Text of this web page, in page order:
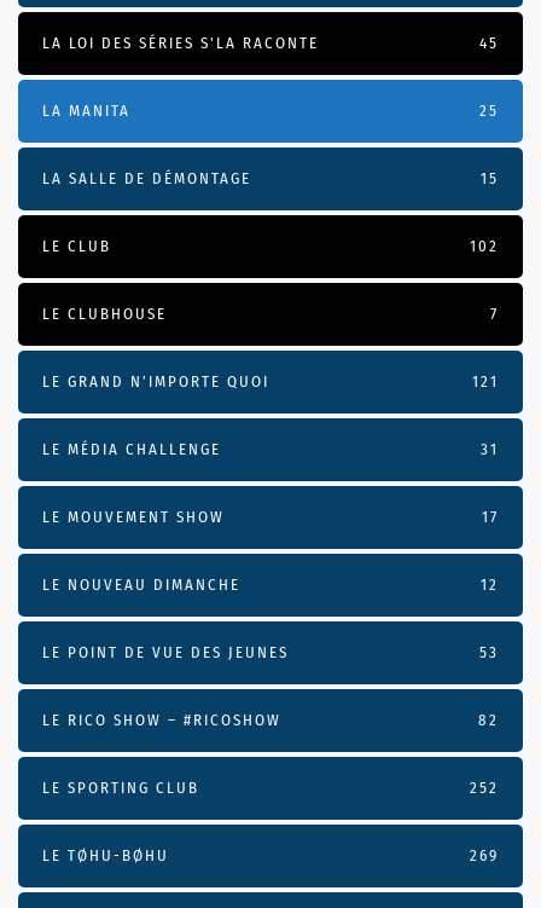
LA LOI DES SÉRIES S'LA RACONTE 45
LA MANITA 25
LA SALLE DE DÉMONTAGE 15
LE CLUB 102
LE CLUBHOUSE 7
LE GRAND N’IMPORTE QUOI 121
LE MÉDIA CHALLENGE 31
LE MOUVEMENT SHOW 17
LE NOUVEAU DIMANCHE 12
LE POINT DE VUE DES JEUNES 53
LE RICO SHOW – #RICOSHOW 82
LE SPORTING CLUB 252
LE TØHU-BØHU 269